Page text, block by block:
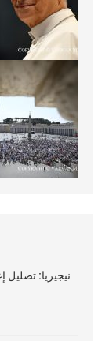
نيجيريا: تضليل